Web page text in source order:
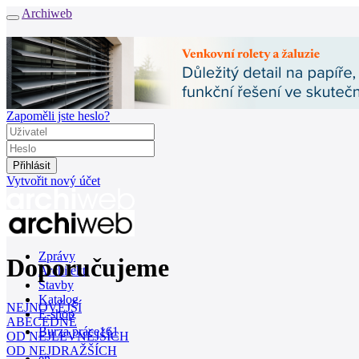
Archiweb
Zapoměli jste heslo?
Vytvořit nový účet
Zprávy
Architekti
Stavby
Katalog
E-shop
Burza práce161
Doporučujeme
NEJNOVĚJŠÍ
ABECEDNĚ
OD NEJLEVNĚJŠÍCH
OD NEJDRAŽŠÍCH